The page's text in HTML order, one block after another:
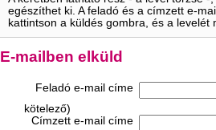
egészíthet ki. A feladó és a címzett e-
kattintson a küldés gombra, és a levelét
E-mailben elküld
Feladó e-mail címe
kötelező)
Címzett e-mail címe